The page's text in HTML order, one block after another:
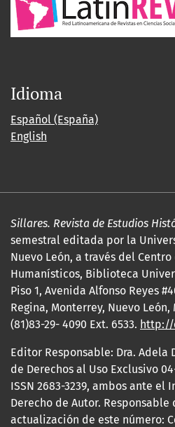
Idioma
Español (España)
English
Sillares. Revista de Estudios
semestral editada por la
Nuevo León, a través del
Humanísticos, Biblioteca
Piso 1, Avenida Alfonso Reyes
Regina, Monterrey, Nuevo León,
(81)83-29- 4090 Ext. 6533. http://
Editor Responsable: Dra. Adela
de Derechos al Uso Exclusivo
ISSN 2683-3239, ambos ante
Derecho de Autor.
actualización de este número: